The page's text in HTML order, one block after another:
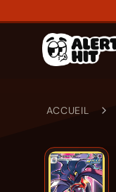
ACCUEIL